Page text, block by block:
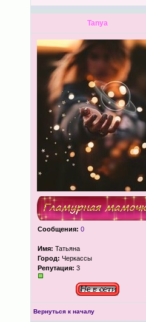
Tanya
Сообщения: 0
Имя: Татьяна
Город: Черкассы
Репутация: 3
Вернуться к началу